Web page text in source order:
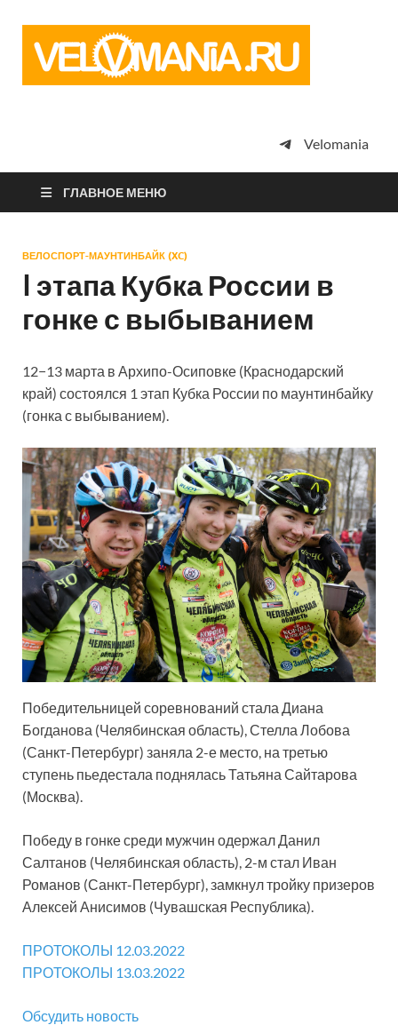
просто
Velomania
ГЛАВНОЕ МЕНЮ
ВЕЛОСПОРТ-МАУНТИНБАЙК (XC)
I этапа Кубка России в
гонке с выбыванием
12−13 марта в Архипо-Осиповке (Краснодарский
край) состоялся 1 этап Кубка России по маунтинбайку
(гонка с выбыванием).
Победительницей соревнований стала Диана
Богданова (Челябинская область), Стелла Лобова
(Санкт-Петербург) заняла 2-е место, на третью
ступень пьедестала поднялась Татьяна Сайтарова
(Москва).
Победу в гонке среди мужчин одержал Данил
Салтанов (Челябинская область), 2-м стал Иван
Романов (Санкт-Петербург), замкнул тройку призеров
Алексей Анисимов (Чувашская Республика).
ПРОТОКОЛЫ 12.03.2022
ПРОТОКОЛЫ 13.03.2022
Обсудить новость